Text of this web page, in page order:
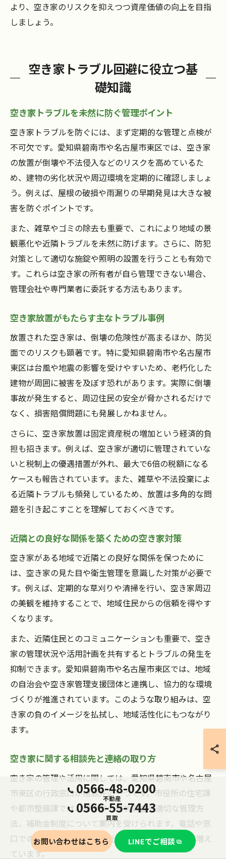
より、空き家のリスクを抑えつつ資産価値の向上を目指
しましょう。
空き家トラブル回避に役立つ基
礎知識
空き家トラブルを未然に防ぐ管理ポイント
空き家トラブルを防ぐには、まず定期的な管理と点検が
不可欠です。愛知県碧南市や名古屋市東区では、空き家
の放置が倒壊や不法侵入などのリスクを高めているた
め、建物の劣化状況や周辺環境を定期的に確認しましょ
う。例えば、屋根の破損や雨漏りの早期発見は大きな被
害を防ぐポイントです。
また、雑草やゴミの除去も重要で、これにより地域の景
観悪化や近隣トラブルを未然に防げます。さらに、防犯
対策として適切な施錠や照明の設置を行うことも有効で
す。これらは空き家の所有者が自ら管理できない場合、
管理会社や専門業者に委託する方法もあります。
空き家放置がもたらす主なトラブル事例
放置された空き家は、倒壊の危険性が高まるほか、防災
面でのリスクも顕著です。特に愛知県碧南市や名古屋市
東区は台風や地震の影響を受けやすいため、老朽化した
建物が周囲に被害を及ぼす恐れがあります。実際に倒壊
事故が発生すると、周辺住民の安全が脅かされるだけで
なく、損害賠償問題にも発展しかねません。
さらに、空き家放置は固定資産税の増加という経済的負
担も招きます。例えば、空き家が適切に管理されていな
いと税制上の優遇措置が外れ、最大で6倍の税額になる
ケースも報告されています。また、雑草や不法投棄によ
る近隣トラブルも頻発しているため、放置は多角的な問
題を引き起こすことを理解しておくべきです。
近隣との良好な関係を築くための空き家対策
空き家がある地域で近隣との良好な関係を保つために
は、空き家の見た目や衛生管理を意識した対策が必要で
す。例えば、定期的な草刈りや清掃を行い、空き家周辺
の美観を維持することで、地域住民からの信頼を得やす
くなります。
また、近隣住民とのコミュニケーションも重要で、空き
家の管理状況や活用計画を共有するとトラブルの発生を
抑制できます。愛知県碧南市や名古屋市東区では、地域
の自治会や空き家管理支援団体と連携し、協力的な環境
づくりが推進されています。このような取り組みは、空
き家の負のイメージを払拭し、地域活性化にもつながり
ます。
空き家に関する相談先と連絡の取り方
空き家の管理や活用に関しては、愛知県碧南市や名古屋
市東区の行政窓口が相談先の一つです。市役所の住宅課
や都市整備課では、空き家の現状調査や適切な管理方
法、補助金制度について案内を受けられます。電話や窓
口での相談が基本ですが、近年はオンライン相談も増え
ています。
0566-48-0200
不動産
0566-55-7443
買取
お問い合わせはこちら LINEでご相談